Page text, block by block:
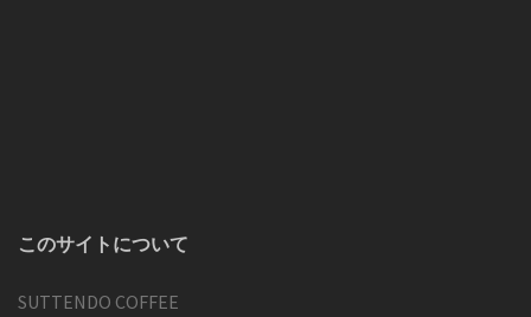
このサイトについて
SUTTENDO COFFEE